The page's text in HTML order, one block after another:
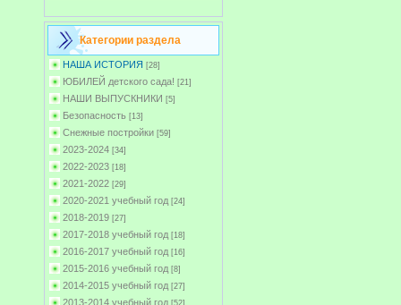
Категории раздела
НАША ИСТОРИЯ [28]
ЮБИЛЕЙ детского сада! [21]
НАШИ ВЫПУСКНИКИ [5]
Безопасность [13]
Снежные постройки [59]
2023-2024 [34]
2022-2023 [18]
2021-2022 [29]
2020-2021 учебный год [24]
2018-2019 [27]
2017-2018 учебный год [18]
2016-2017 учебный год [16]
2015-2016 учебный год [8]
2014-2015 учебный год [27]
2013-2014 учебный год [52]